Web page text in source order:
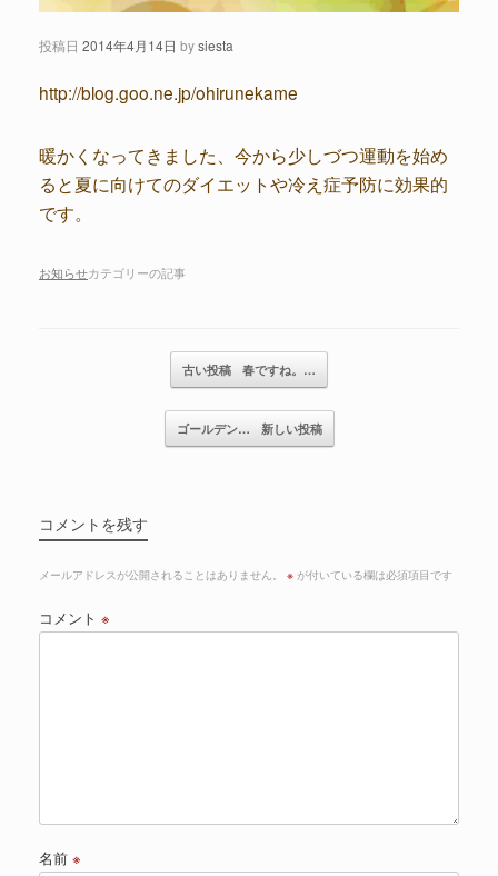
投稿日 2014年4月14日 bysiesta
http://blog.goo.ne.jp/ohirunekame
暖かくなってきました、今から少しづつ運動を始め
ると夏に向けてのダイエットや冷え症予防に効果的
です。
お知らせカテゴリーの記事
記事のナビゲーション古い投稿 春ですね。…
ゴールデン… 新しい投稿
コメントを残す
メールアドレスが公開されることはありません。 ※ が付いている欄は必須項目です
コメント ※
名前 ※